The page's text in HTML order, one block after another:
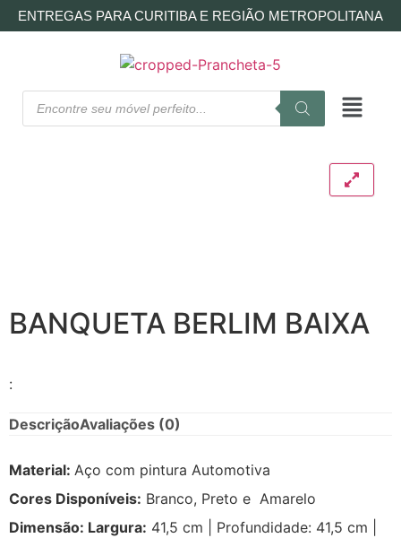
ENTREGAS PARA CURITIBA E REGIÃO METROPOLITANA
BANQUETA BERLIM BAIXA
:
DescriçãoAvaliações (0)
Material: Aço com pintura Automotiva
Cores Disponíveis: Branco, Preto e Amarelo
Dimensão: Largura: 41,5 cm | Profundidade: 41,5 cm |